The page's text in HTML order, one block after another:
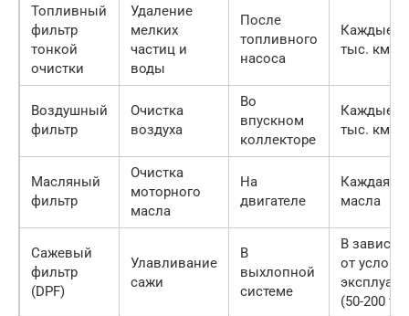
Топливный
фильтр
тонкой
очистки
Удаление
мелких
частиц и
воды
После
топливного
насоса
Каждые
тыс. км
Воздушный
фильтр
Очистка
воздуха
Во
впускном
коллекторе
Каждые
тыс. км
Масляный
фильтр
Очистка
моторного
масла
На
двигателе
Каждая
масла
Сажевый
фильтр
(DPF)
Улавливание
сажи
В
выхлопной
системе
В
от
(50-200